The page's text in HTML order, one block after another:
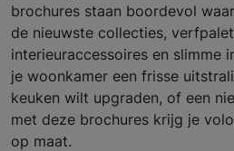
brochures staan boordevol
de nieuwste collecties,
interieuraccessoires en slimme
je woonkamer een frisse
keuken wilt upgraden, of een
met deze brochures krijg je
op maat.